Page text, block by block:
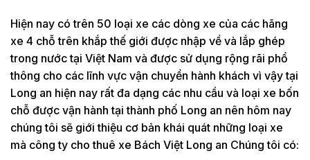
Hiện nay có trên 50 loại xe các dòng xe của các hãng
xe 4 chỗ trên khắp thế giới được nhập về và lắp ghép
trong nước tại Việt Nam và được sử dụng rộng rãi phổ
thông cho các lĩnh vực vận chuyển hành khách vì vậy tại
Long an hiện nay rất đa dạng các nhu cầu và loại xe bốn
chỗ được vận hành tại thành phố Long an nên hôm nay
chúng tôi sẽ giới thiệu cơ bản khái quát những loại xe
mà công ty cho thuê xe Bách Việt Long an Chúng tôi có: